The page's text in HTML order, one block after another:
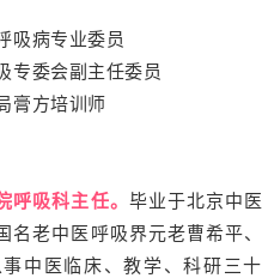
吸病专业委员
专委会副主任委员
膏方培训师
呼吸科主任。 毕业于北京中
名老中医呼吸界元老曹希平
中医临床、教学、科研三